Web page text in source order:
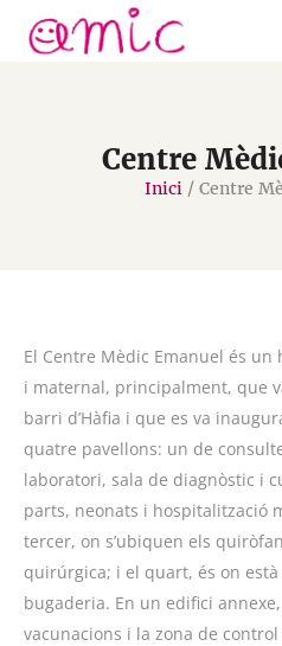
Centre
Inici/ Centre
El Centre Mèdic Emanuel és un
i maternal, principalment, que
barri d’Hàfia i que es va
quatre pavellons: un de
laboratori, sala de diagnòstic i
parts, neonats i hospitalització
tercer, on s’ubiquen els
quirúrgica; i el quart, és on
bugaderia. En un edifici
vacunacions i la zona de